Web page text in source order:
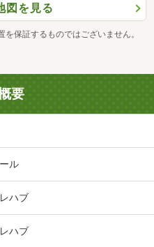
図を見る
保証するものではございません。
要
ル
ハブ
ハブ